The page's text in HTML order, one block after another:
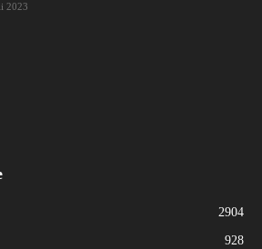
2023
2904
928